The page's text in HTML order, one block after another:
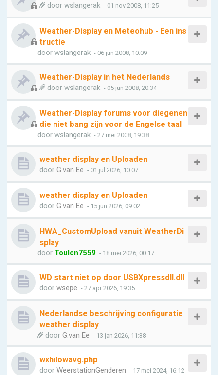
door wslangerak - 01 nov 2008, 11:25
Weather-Display en Meteohub - Een ins
tructie
door wslangerak - 06 jun 2008, 10:09
Weather-Display in het Nederlands
door wslangerak - 05 jun 2008, 20:34
Weather-Display forums voor diegenen
die niet bang zijn voor de Engelse taal
door wslangerak - 27 mei 2008, 19:38
weather display en Uploaden
door G.van Ee - 01 jul 2026, 10:07
weather display en Uploaden
door G.van Ee - 15 jun 2026, 09:02
HWA_CustomUpload vanuit WeatherDi
splay
door Toulon7559 - 18 mei 2026, 00:17
WD start niet op door USBXpressdll.dll
door wsepe - 27 apr 2026, 19:35
Nederlandse beschrijving configuratie
weather display
door G.van Ee - 13 jan 2026, 11:38
wxhilowavg.php
door WeerstationGenderen - 17 mei 2024, 16:12